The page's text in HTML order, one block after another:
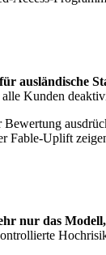
ausländische
Kunden
Bewertung
Fable-Uplift
nur das